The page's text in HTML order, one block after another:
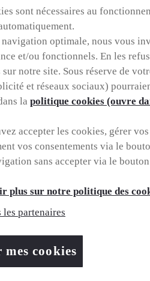
Services
Toyota
Energie
Essence
Gris
Toit
Étiquette
sont nécessaires au
navigation optimale, nous vous
et/ou fonctionnels. En les
notre site. Sous réserve de
et réseaux sociaux)
la politique cookies (ouvre
accepter les cookies, gérer
vos consentements via le
sans accepter via le
plus sur notre politique des
partenaires
mes cookies